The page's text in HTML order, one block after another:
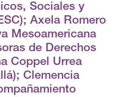
Sociales y
Axela Romero
Mesoamericana
de Derechos
Coppel Urrea
Clemencia